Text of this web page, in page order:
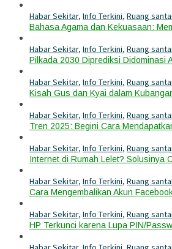
Habar Sekitar, Info Terkini, Ruang santai
Bahasa Agama dan Kekuasaan:
Habar Sekitar, Info Terkini, Ruang santai
Pilkada 2030 Diprediksi Didominasi
Habar Sekitar, Info Terkini, Ruang santai
Kisah Gus dan Kyai dalam
Habar Sekitar, Info Terkini, Ruang santai
Tren 2025: Begini Cara
Habar Sekitar, Info Terkini, Ruang santai
Internet di Rumah Lelet? Solusinya
Habar Sekitar, Info Terkini, Ruang santai
Cara Mengembalikan Akun
Habar Sekitar, Info Terkini, Ruang santai
HP Terkunci karena Lupa PIN/